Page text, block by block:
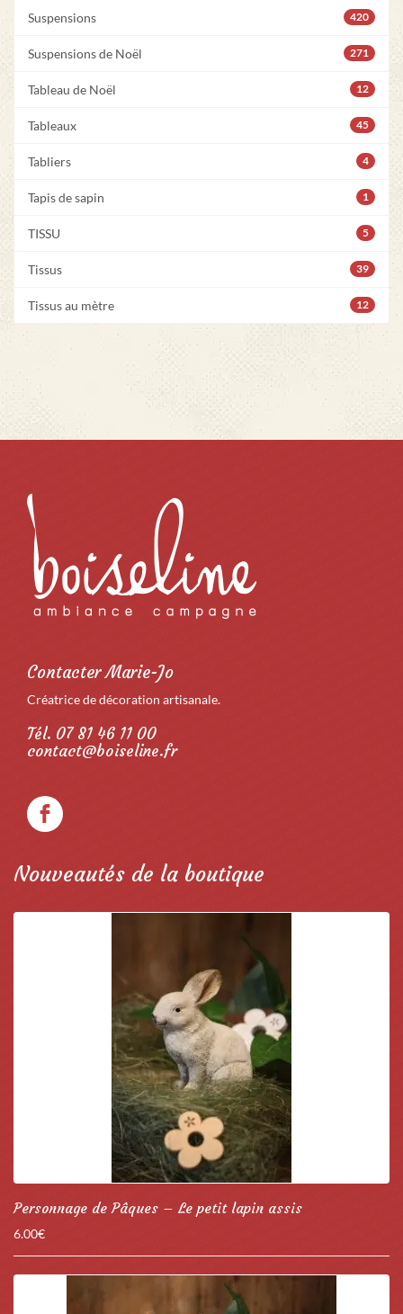
Suspensions 420
Suspensions de Noël 271
Tableau de Noël 12
Tableaux 45
Tabliers 4
Tapis de sapin 1
TISSU 5
Tissus 39
Tissus au mètre 12
Contacter Marie-Jo
Créatrice de décoration artisanale.
Tél. 07 81 46 11 00
contact@boiseline.fr
Nouveautés de la boutique
Personnage de Pâques – Le petit lapin assis
6.00€